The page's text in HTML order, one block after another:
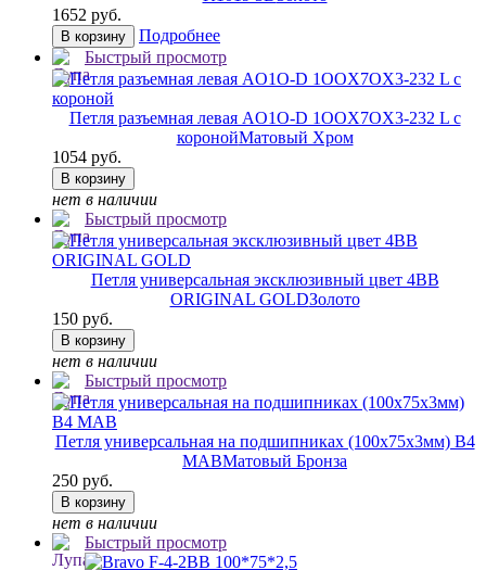
1652 руб.
В корзину
Подробнее
Быстрый просмотр
Петля разъемная левая AO1O-D 1OOX7OX3-232 L с
коронойМатовый Хром
1054 руб.
В корзину
нет в наличии
Быстрый просмотр
Петля универсальная эксклюзивный цвет 4BB
ORIGINAL GOLDЗолото
150 руб.
В корзину
нет в наличии
Быстрый просмотр
Петля универсальная на подшипниках (100х75х3мм) B4
MABМатовый Бронза
250 руб.
В корзину
нет в наличии
Быстрый просмотр